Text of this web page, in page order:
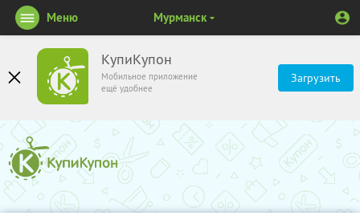
КупиКупон
Мобильное приложение
ещё удобнее
Загрузить
Меню Мурманск